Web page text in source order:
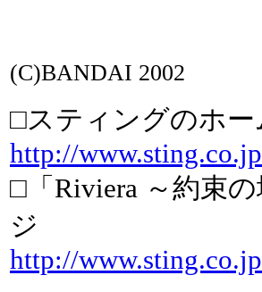
(C)BANDAI 2002
□スティングのホー
http://
□「Riviera ～約束
ジ
http://